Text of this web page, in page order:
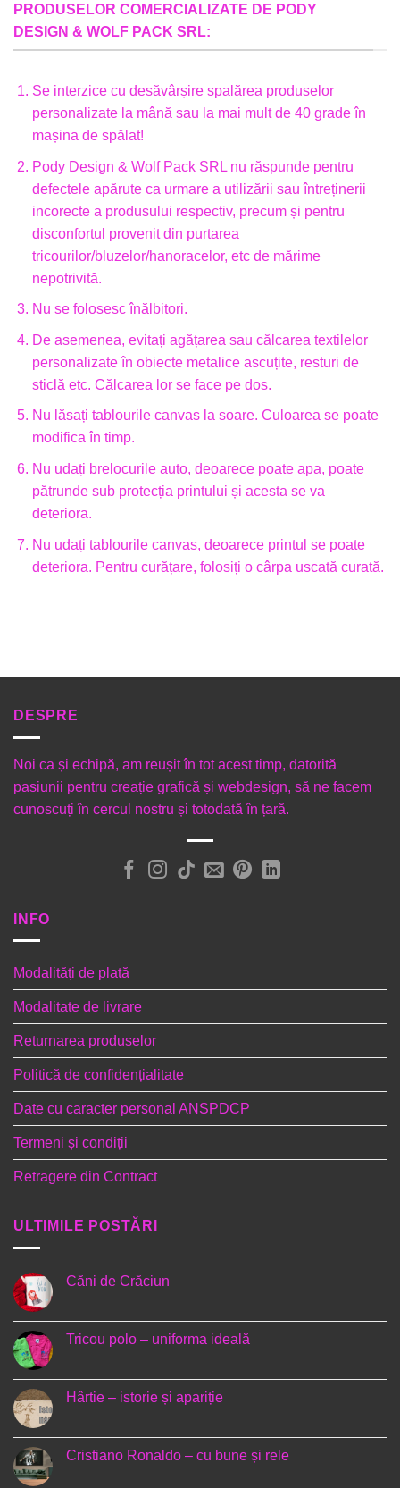
PRODUSELOR COMERCIALIZATE DE PODY
DESIGN & WOLF PACK SRL:
Se interzice cu desăvârșire spalărea produselor
personalizate la mână sau la mai mult de 40 grade în
mașina de spălat!
Pody Design & Wolf Pack SRL nu răspunde pentru
defectele apărute ca urmare a utilizării sau întreținerii
incorecte a produsului respectiv, precum și pentru
disconfortul provenit din purtarea
tricourilor/bluzelor/hanoracelor, etc de mărime
nepotrivită.
Nu se folosesc înălbitori.
De asemenea, evitați agățarea sau călcarea textilelor
personalizate în obiecte metalice ascuțite, resturi de
sticlă etc. Călcarea lor se face pe dos.
Nu lăsați tablourile canvas la soare. Culoarea se poate
modifica în timp.
Nu udați brelocurile auto, deoarece poate apa, poate
pătrunde sub protecția printului și acesta se va
deteriora.
Nu udați tablourile canvas, deoarece printul se poate
deteriora. Pentru curățare, folosiți o cârpa uscată curată.
DESPRE
Noi ca și echipă, am reușit în tot acest timp, datorită
pasiunii pentru creație grafică și webdesign, să ne facem
cunoscuți în cercul nostru și totodată în țară.
INFO
Modalități de plată
Modalitate de livrare
Returnarea produselor
Politică de confidențialitate
Date cu caracter personal ANSPDCP
Termeni și condiții
Retragere din Contract
ULTIMILE POSTĂRI
Căni de Crăciun
la
Căni
de
Tricou polo – uniforma ideală
la
Tricou
polo
ideală
Hârtie – istorie și apariție
la
Hârtie
–
Cristiano Ronaldo – cu bune și rele